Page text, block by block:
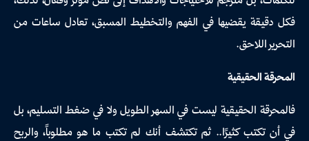
فكل دقيقة يقضيها في الفهم والتخطيط المسبق، تعادل ساعات من
التحرير اللاحق.
المحرقة الحقيقية
فالمحرقة الحقيقية ليست في السهر الطويل ولا في ضغط التسليم، بل
في أن تكتب كثيرًا.. ثم تكتشف أنك لم تكتب ما هو مطلوباً، والربح